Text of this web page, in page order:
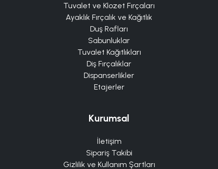
Tuvalet ve Klozet Fırçaları
Ayaklık Fırçalık ve Kağıtlık
Duş Rafları
Sabunluklar
Tuvalet Kağıtlıkları
Diş Fırçalıklar
Dispanserlikler
Etajerler
Kurumsal
İletişim
Sipariş Takibi
Gizlilik ve Kullanım Şartları